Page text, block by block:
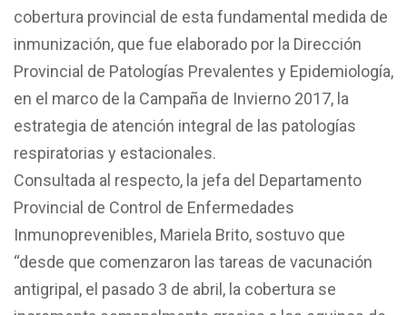
cobertura provincial de esta fundamental medida de
inmunización, que fue elaborado por la Dirección
Provincial de Patologías Prevalentes y Epidemiología,
en el marco de la Campaña de Invierno 2017, la
estrategia de atención integral de las patologías
respiratorias y estacionales.
Consultada al respecto, la jefa del Departamento
Provincial de Control de Enfermedades
Inmunoprevenibles, Mariela Brito, sostuvo que
“desde que comenzaron las tareas de vacunación
antigripal, el pasado 3 de abril, la cobertura se